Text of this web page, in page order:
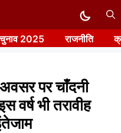
2025 राजनीति
पर चाँदनी
वर्ष भी तरावीह